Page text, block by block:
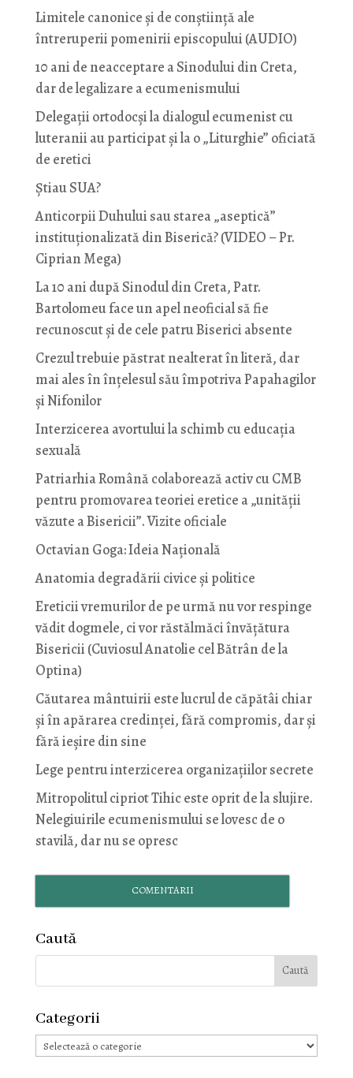
Limitele canonice și de conștiință ale
întreruperii pomenirii episcopului (AUDIO)
10 ani de neacceptare a Sinodului din Creta,
dar de legalizare a ecumenismului
Delegații ortodocși la dialogul ecumenist cu
luteranii au participat și la o „Liturghie” oficiată
de eretici
Știau SUA?
Anticorpii Duhului sau starea „aseptică”
instituționalizată din Biserică? (VIDEO – Pr.
Ciprian Mega)
La 10 ani după Sinodul din Creta, Patr.
Bartolomeu face un apel neoficial să fie
recunoscut și de cele patru Biserici absente
Crezul trebuie păstrat nealterat în literă, dar
mai ales în înțelesul său împotriva Papahagilor
și Nifonilor
Interzicerea avortului la schimb cu educaţia
sexuală
Patriarhia Română colaborează activ cu CMB
pentru promovarea teoriei eretice a „unității
văzute a Bisericii”. Vizite oficiale
Octavian Goga: Ideia Naţională
Anatomia degradării civice și politice
Ereticii vremurilor de pe urmă nu vor respinge
vădit dogmele, ci vor răstălmăci învățătura
Bisericii (Cuviosul Anatolie cel Bătrân de la
Optina)
Căutarea mântuirii este lucrul de căpătâi chiar
și în apărarea credinței, fără compromis, dar și
fără ieșire din sine
Lege pentru interzicerea organizaţiilor secrete
Mitropolitul cipriot Tihic este oprit de la slujire.
Nelegiuirile ecumenismului se lovesc de o
stavilă, dar nu se opresc
COMENTARII
Caută
Categorii
Categorii